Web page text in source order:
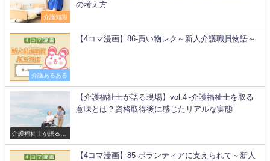
介護知識
の考え方
介護あるある
【4コマ漫画】86-買い物レク～新人介護職員物語～
介護福祉士が語る現
場
【介護福祉士が語る現場】vol.4 -介護福祉士を取る
意味とは？資格取得後に感じたリアルな実態
【4コマ漫画】85-ボランティアに支えられて～新人